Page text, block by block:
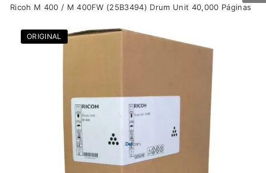
Ricoh M 400 / M 400FW (25B3494) Drum Unit 40,000 Páginas
ORIGINAL